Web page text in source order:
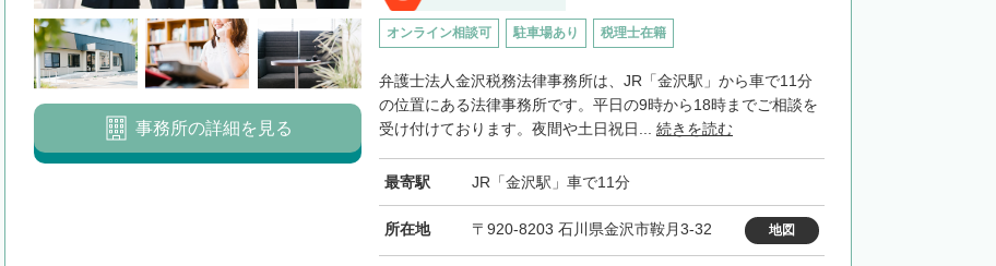
オンライン相談可 駐車場あり 税理士在籍
弁護士法人金沢税務法律事務所は、JR「金沢駅」から車で11分
の位置にある法律事務所です。平日の9時から18時までご相談を
受け付けております。夜間や土日祝日... 続きを読む
最寄駅 JR「金沢駅」車で11分
所在地 〒920-8203 石川県金沢市鞍月3-32 地図
事務所の詳細を見る